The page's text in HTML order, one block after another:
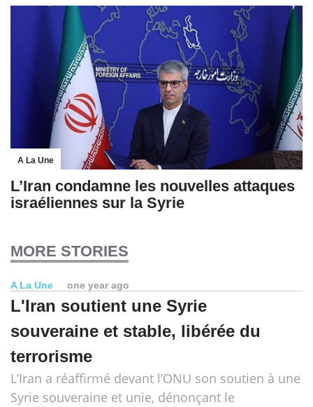
A La Une
L’Iran condamne les nouvelles attaques
israéliennes sur la Syrie
MORE STORIES
A La Une one year ago
L'Iran soutient une Syrie
souveraine et stable, libérée du
terrorisme
L’Iran a réaffirmé devant l’ONU son soutien à une
Syrie souveraine et unie, dénonçant le